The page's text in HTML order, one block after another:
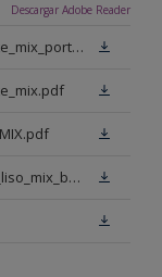
Descargar Adobe Reader
ficha_tecnica_procoflex_liso_semimate_mix_portugues.pdf
ficha_seguridad_pr_es_es_procoflex_liso_mix_bb.pdf